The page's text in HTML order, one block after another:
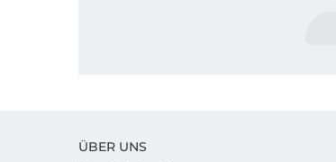
ÜBER UNS